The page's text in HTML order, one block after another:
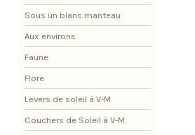
Sous un blanc manteau
Aux environs
Faune
Flore
Levers de soleil à V-M
Couchers de Soleil à V-M